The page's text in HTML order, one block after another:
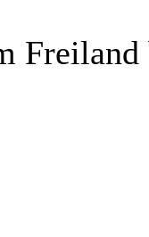
Freiland